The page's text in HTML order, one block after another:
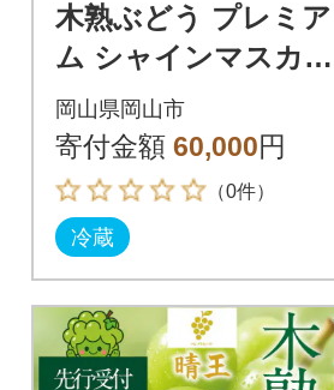
木熟ぶどう プレミア
ム シャインマスカッ
ト晴王 岡山県産 2房約
1.6kg 9月～10月発送
岡山県岡山市
寄付金額 60,000円
（0件）
冷蔵